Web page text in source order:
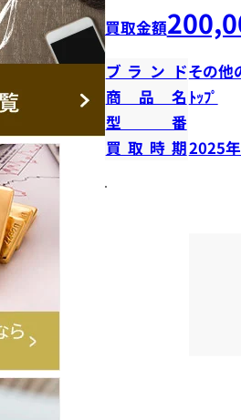
買取金額
ブランドその他
商品名 ﾄｯﾌﾟ
型番
買取時期2025